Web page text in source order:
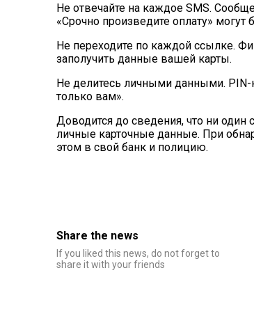
Не отвечайте на каждое SMS.
«Срочно произведите оплату» могут
Не переходите по каждой ссылке.
заполучить данные вашей карты.
Не делитесь личными данными. PIN-
только вам».
Доводится до сведения, что ни
личные карточные данные. При
этом в свой банк и полицию.
Share the news
If you liked this news, do not forget to
share it with your friends